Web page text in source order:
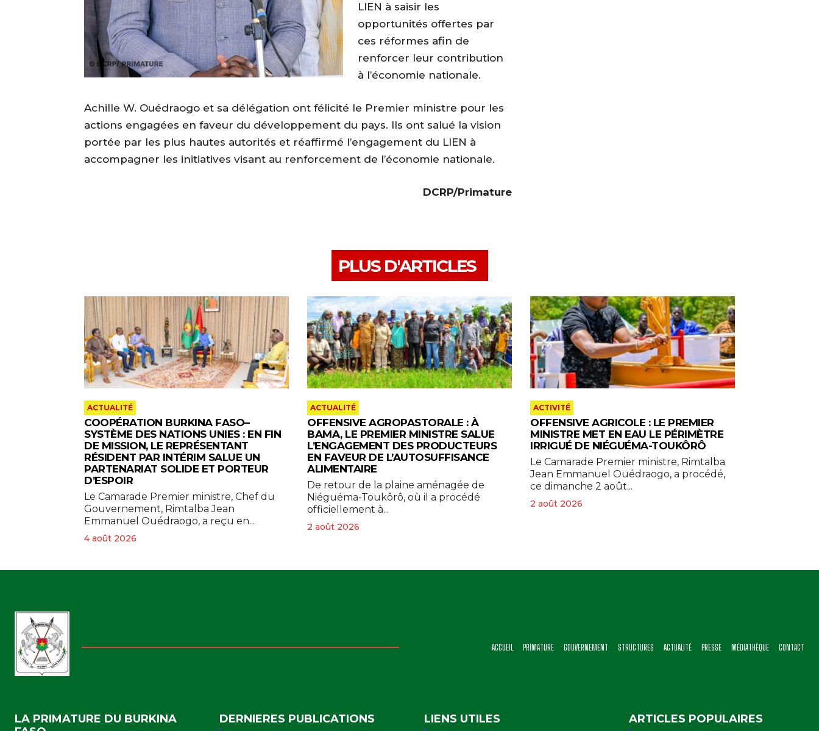
LIEN à saisir les
opportunités offertes par
ces réformes afin de
renforcer leur contribution
à l’économie nationale.
Achille W. Ouédraogo et sa délégation ont félicité le Premier ministre pour les
actions engagées en faveur du développement du pays. Ils ont salué la vision
portée par les plus hautes autorités et réaffirmé l’engagement du LIEN à
accompagner les initiatives visant au renforcement de l’économie nationale.
DCRP/Primature
PLUS D'ARTICLES
ACTUALITÉ
COOPÉRATION BURKINA FASO–
SYSTÈME DES NATIONS UNIES : EN FIN
DE MISSION, LE REPRÉSENTANT
RÉSIDENT PAR INTÉRIM SALUE UN
PARTENARIAT SOLIDE ET PORTEUR
D’ESPOIR
Le Camarade Premier ministre, Chef du
Gouvernement, Rimtalba Jean
Emmanuel Ouédraogo, a reçu en...
4 août 2026
ACTUALITÉ
OFFENSIVE AGROPASTORALE : À
BAMA, LE PREMIER MINISTRE SALUE
L’ENGAGEMENT DES PRODUCTEURS
EN FAVEUR DE L’AUTOSUFFISANCE
ALIMENTAIRE
De retour de la plaine aménagée de
Niéguéma-Toukôrô, où il a procédé
officiellement à...
2 août 2026
ACTIVITÉ
OFFENSIVE AGRICOLE : LE PREMIER
MINISTRE MET EN EAU LE PÉRIMÈTRE
IRRIGUÉ DE NIÉGUÉMA-TOUKÔRÔ
Le Camarade Premier ministre, Rimtalba
Jean Emmanuel Ouédraogo, a procédé,
ce dimanche 2 août...
2 août 2026
ACCUEIL PRIMATURE GOUVERNEMENT STRUCTURES ACTUALITÉ PRESSE MÉDIATHÈQUE CONTACT
LA PRIMATURE DU BURKINA
DERNIERES PUBLICATIONS LIENS UTILES ARTICLES POPULAIRES